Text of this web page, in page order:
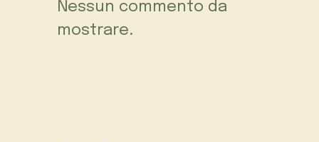
Nessun commento da
mostrare.